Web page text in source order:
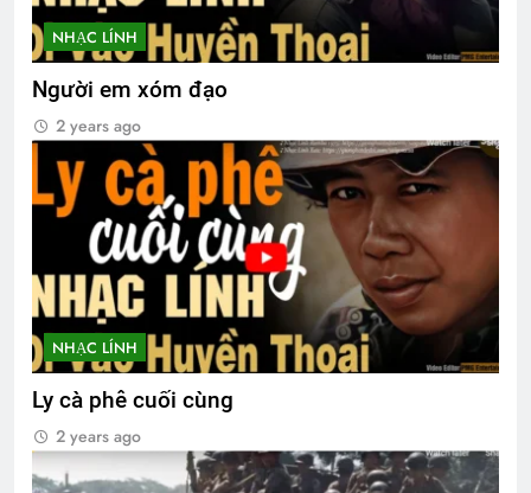
NHẠC LÍNH
Người em xóm đạo
2 years ago
NHẠC LÍNH
Ly cà phê cuối cùng
2 years ago